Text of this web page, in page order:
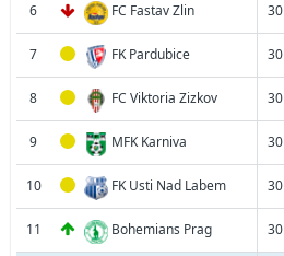
6 FC Fastav Zlin 30
7 FK Pardubice 30
8 FC Viktoria Zizkov 30
9 MFK Karniva 30
10 FK Usti Nad Labem 30
11 Bohemians Prag 30